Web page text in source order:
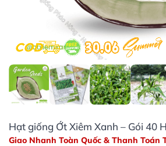
Hạt giống Ớt Xiêm Xanh – Gói 40
Giao Nhanh Toàn Quốc & Thanh Toán